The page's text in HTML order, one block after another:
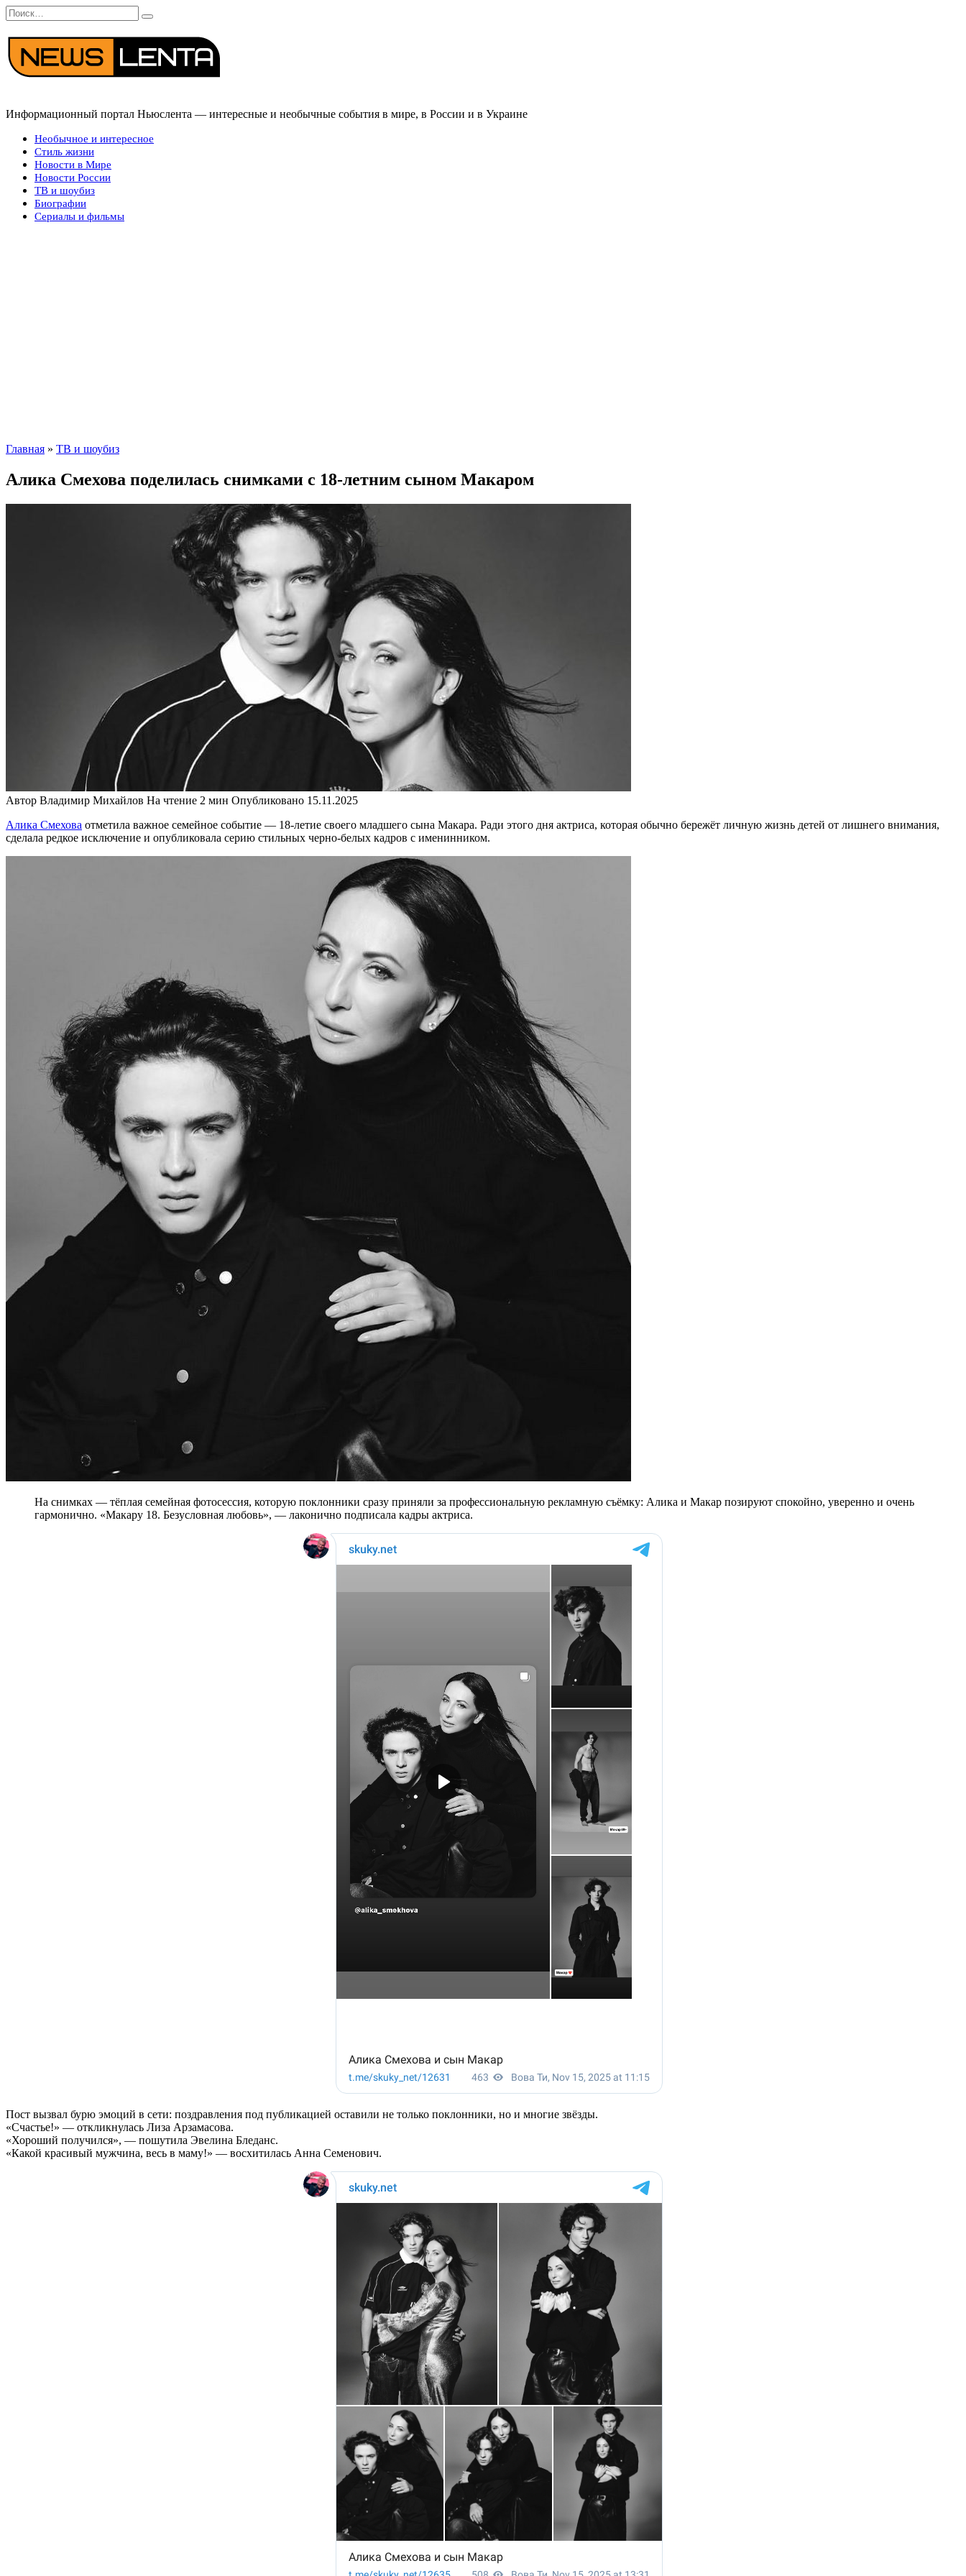
Перейти
к
содержанию
Search
for:
Информационный портал Ньюслента — интересные и необычные события в мире, в России и в Украине
Необычное и интересное
Стиль жизни
Новости в Мире
Новости России
ТВ и шоубиз
Биографии
Сериалы и фильмы
Главная » ТВ и шоубиз
Алика Смехова поделилась снимками с 18-летним сыном Макаром
Автор Владимир Михайлов На чтение 2 мин Опубликовано 15.11.2025
Алика Смехова отметила важное семейное событие — 18-летие своего младшего сына Макара. Ради этого дня актриса, которая обычно бережёт личную жизнь детей от лишнего внимания,
сделала редкое исключение и опубликовала серию стильных черно-белых кадров с именинником.
На снимках — тёплая семейная фотосессия, которую поклонники сразу приняли за профессиональную рекламную съёмку: Алика и Макар позируют спокойно, уверенно и очень
гармонично. «Макару 18. Безусловная любовь», — лаконично подписала кадры актриса.
Пост вызвал бурю эмоций в сети: поздравления под публикацией оставили не только поклонники, но и многие звёзды.
«Счастье!» — откликнулась Лиза Арзамасова.
«Хороший получился», — пошутила Эвелина Бледанс.
«Какой красивый мужчина, весь в маму!» — восхитилась Анна Семенович.